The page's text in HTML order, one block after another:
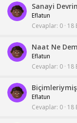
Sanayi
Eflatun
Cevaplar 0 18
Naat Ne
Eflatun
Cevaplar 0 18
Eflatun
Cevaplar 0 18